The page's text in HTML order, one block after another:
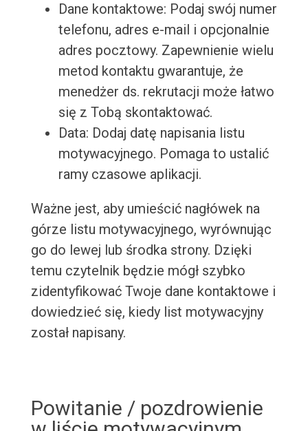
Dane kontaktowe: Podaj swój numer
telefonu, adres e-mail i opcjonalnie
adres pocztowy. Zapewnienie wielu
metod kontaktu gwarantuje, że
menedżer ds. rekrutacji może łatwo
się z Tobą skontaktować.
Data: Dodaj datę napisania listu
motywacyjnego. Pomaga to ustalić
ramy czasowe aplikacji.
Ważne jest, aby umieścić nagłówek na
górze listu motywacyjnego, wyrównując
go do lewej lub środka strony. Dzięki
temu czytelnik będzie mógł szybko
zidentyfikować Twoje dane kontaktowe i
dowiedzieć się, kiedy list motywacyjny
został napisany.
Powitanie / pozdrowienie